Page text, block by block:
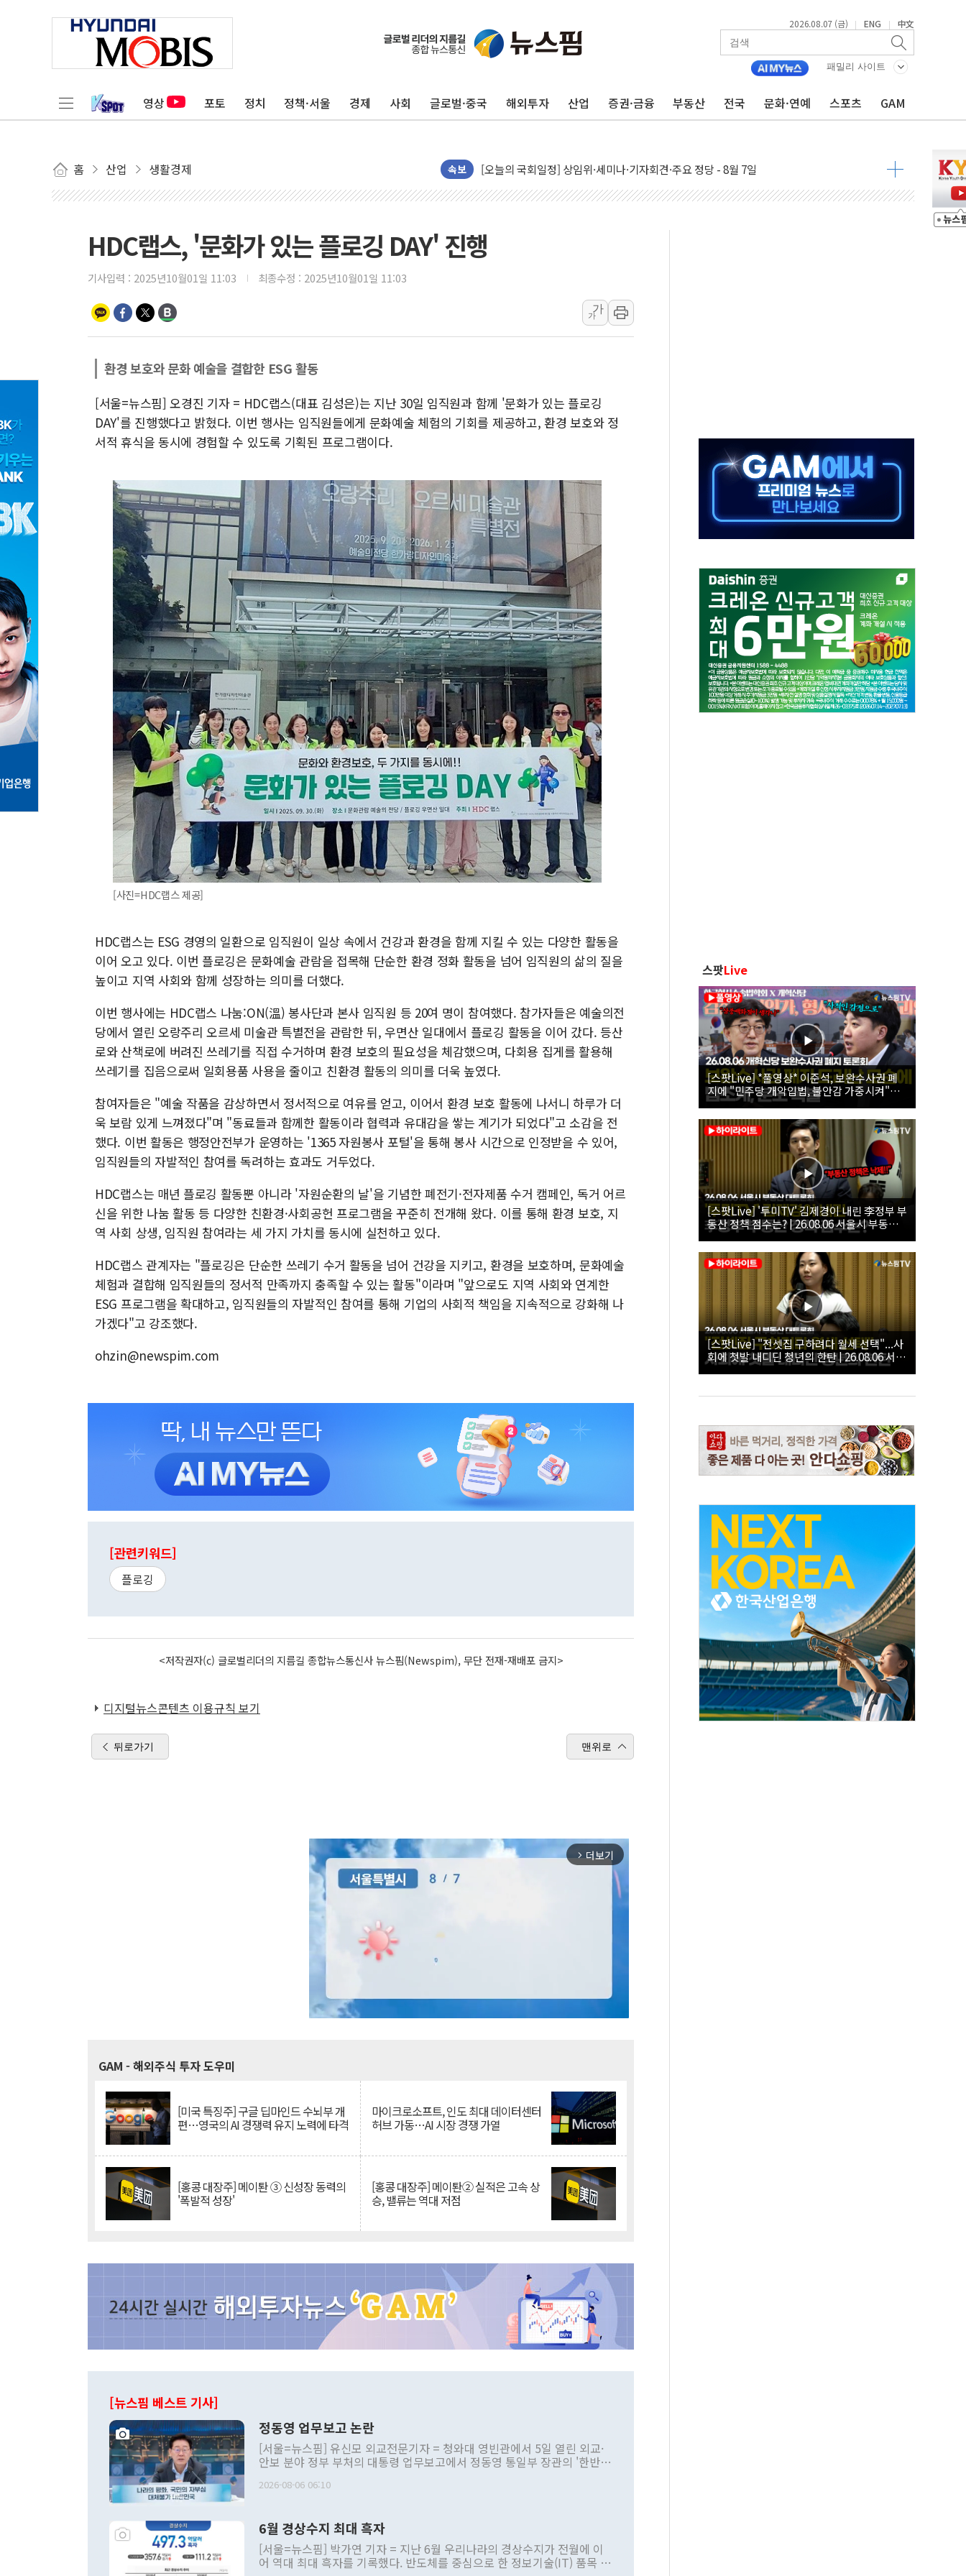
2026.08.07 (금) | ENG | 中文
패밀리 사이트
영상 포토 정치 정책·서울 경제 사회 글로벌·중국 해외투자 산업 증권·금융 부동산 전국 문화·연예 스포츠 GAM
홈 산업 생활경제 속보
뉴욕증시, 유가·금리 부담에 하락…다우 5거래일 랠리 '마침표'
이란, 오만과 호르무즈 해협 재개방 합의 막바지.."美와 직접 협상 없어"
李대통령, 오늘 부동산 정책 점검 2차 회의…주택 공급 대책 막바지 조율할 듯
[오늘의 정치일정] 8월 7일(금)
이란, 美·이스라엘 선박 호르무즈 통항 제한 추진…美 "통행 막을 권한 없어"
유럽증시, 견조한 실적 소화하며 대부분 상승… "2분기 기업 순이익 21% 증가" 전망
구광모, 내주 실리콘밸리서 젠슨 황 재회…로봇·AI 데이터센터·모빌리티 구체화
뉴욕증시 개장 전 특징주...모더나·아이온큐·도어대시↑ VS 샌디스크·피그마·앱러빈↓
뉴욕증시 프리뷰, 미 주가선물 AI주 차익실현 속 혼조세...웨스턴디지털·샌디스크↓
청와대, 북한 단거리 탄도미사일 발사에 긴급 안보 점검회의
금값 7주 만에 최고…美 고용 둔화·호르무즈 재개방 기대에 강세
[베트남 증시] 지수 하락 속 'DGC' 임시 주총 기대감에 홀로 상한가…마진 잔액은 사상 최고
'월가의 황제' 다이먼 "금융시장 레버리지 위험수위…숨은 차입이 더 큰 변수"
양주 섬유염색공장서 화재 1명 중상…대응 1단계 진압 중
HDC랩스, '문화가 있는 플로깅 DAY' 진행
기사입력 : 2025년10월01일 11:03 최종수정 : 2025년10월01일 11:03
가
가
환경 보호와 문화 예술을 결합한 ESG 활동
[서울=뉴스핌] 오경진 기자 = HDC랩스(대표 김성은)는 지난 30일 임직원과 함께 '문화가 있는 플로깅
DAY'를 진행했다고 밝혔다. 이번 행사는 임직원들에게 문화예술 체험의 기회를 제공하고, 환경 보호와 정
서적 휴식을 동시에 경험할 수 있도록 기획된 프로그램이다.
[사진=HDC랩스 제공]
HDC랩스는 ESG 경영의 일환으로 임직원이 일상 속에서 건강과 환경을 함께 지킬 수 있는 다양한 활동을
이어 오고 있다. 이번 플로깅은 문화예술 관람을 접목해 단순한 환경 정화 활동을 넘어 임직원의 삶의 질을
높이고 지역 사회와 함께 성장하는 의미를 더했다.
이번 행사에는 HDC랩스 나눔:ON(溫) 봉사단과 본사 임직원 등 20여 명이 참여했다. 참가자들은 예술의전
당에서 열린 오랑주리 오르세 미술관 특별전을 관람한 뒤, 우면산 일대에서 플로깅 활동을 이어 갔다. 등산
로와 산책로에 버려진 쓰레기를 직접 수거하며 환경 보호의 필요성을 체감했으며, 다회용 집게를 활용해
쓰레기를 집음으로써 일회용품 사용을 줄이고 친환경 활동의 의미를 더욱 높였다.
참여자들은 "예술 작품을 감상하면서 정서적으로 여유를 얻고, 이어서 환경 보호 활동에 나서니 하루가 더
욱 보람 있게 느껴졌다"며 "동료들과 함께한 활동이라 협력과 유대감을 쌓는 계기가 되었다"고 소감을 전
했다. 이번 활동은 행정안전부가 운영하는 '1365 자원봉사 포털'을 통해 봉사 시간으로 인정받을 수 있어,
임직원들의 자발적인 참여를 독려하는 효과도 거두었다.
HDC랩스는 매년 플로깅 활동뿐 아니라 '자원순환의 날'을 기념한 폐전기·전자제품 수거 캠페인, 독거 어르
신을 위한 나눔 활동 등 다양한 친환경·사회공헌 프로그램을 꾸준히 전개해 왔다. 이를 통해 환경 보호, 지
역 사회 상생, 임직원 참여라는 세 가지 가치를 동시에 실천하고 있다.
HDC랩스 관계자는 "플로깅은 단순한 쓰레기 수거 활동을 넘어 건강을 지키고, 환경을 보호하며, 문화예술
체험과 결합해 임직원들의 정서적 만족까지 충족할 수 있는 활동"이라며 "앞으로도 지역 사회와 연계한
ESG 프로그램을 확대하고, 임직원들의 자발적인 참여를 통해 기업의 사회적 책임을 지속적으로 강화해 나
가겠다"고 강조했다.
ohzin@newspim.com
[관련키워드]
플로깅
<저작권자(c) 글로벌리더의 지름길 종합뉴스통신사 뉴스핌(Newspim), 무단 전재-재배포 금지>
디지털뉴스콘텐츠 이용규칙 보기
뒤로가기 맨위로
arrow_forward_ios 더보기
GAM - 해외주식 투자 도우미
[미국 특징주] 구글 딥마인드 수뇌부 개
편…영국의 AI 경쟁력 유지 노력에 타격
마이크로소프트, 인도 최대 데이터센터
허브 가동…AI 시장 경쟁 가열
[홍콩 대장주] 메이퇀 ③ 신성장 동력의
'폭발적 성장'
[홍콩 대장주] 메이퇀② 실적은 고속 상
승, 밸류는 역대 저점
[뉴스핌 베스트 기사]
정동영 업무보고 논란
[서울=뉴스핌] 유신모 외교전문기자 = 청와대 영빈관에서 5일 열린 외교·
안보 분야 정부 부처의 대통령 업무보고에서 정동영 통일부 장관의 '한반도
발언 중에는 정부 내 조율을 거치지 않은 사안을 정책으로 추진하겠다고 공
주의적 희망에 근거한 비현실적 구상'이라는 비판을 내놨다. 그동안 정 장
관의 대북 정책 관련 발언이 물의를 빚은 적은 여러 번 있지만 대통령과 유
관 부처 장관이 공개적으로 부정적 입장을 표명한 것은 이례적이다. 정 장
관의 무리한 대북 접근법과 월권을 제어해야 한다는 목소리도 높아지고 있
2026-08-06 06:10
6월 경상수지 최대 흑자
[서울=뉴스핌] 박가연 기자 = 지난 6월 우리나라의 경상수지가 전월에 이
어 역대 최대 흑자를 기록했다. 반도체를 중심으로 한 정보기술(IT) 품목 수
스팟Live
[스팟Live] *풀영상* 이준석, 보완수사권 폐
지에 "민주당 개악입법, 불안감 가중시켜"｜
26.08.06 개혁신당 보완수사권 폐지 토론회
[스팟Live] '투미TV' 김제경이 내린 李정부 부
동산 정책 점수는? | 26.08.06 서울시 부동산
대토론회
[스팟Live] "전셋집 구하려다 월세 선택"...사
회에 첫발 내디딘 청년의 한탄 | 26.08.06 서울
시 부동산 대토론회